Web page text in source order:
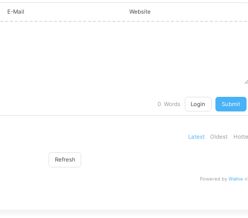
E-Mail Website
0 Words Login Submit
Latest Oldest
Refresh
Powered by Waline